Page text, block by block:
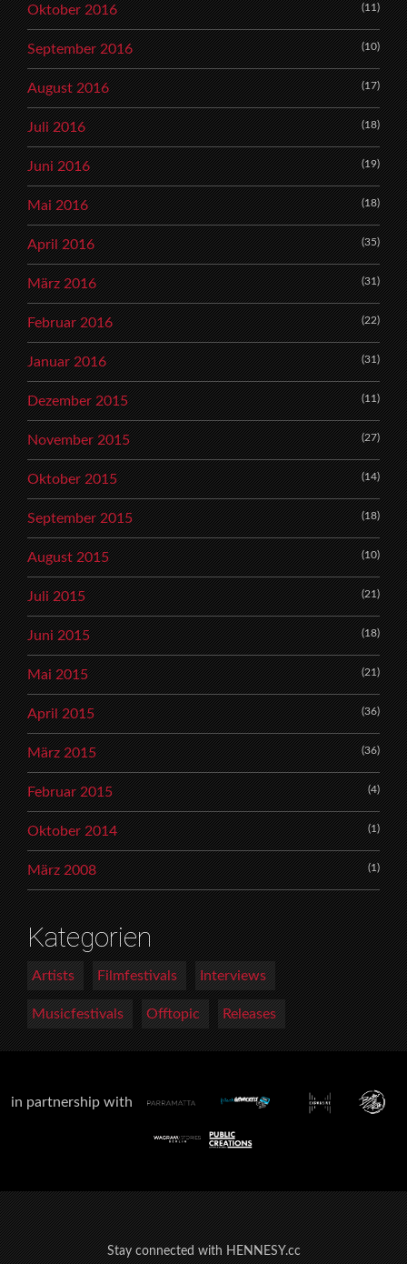
Oktober 2016 (11)
September 2016 (10)
August 2016 (17)
Juli 2016 (18)
Juni 2016 (19)
Mai 2016 (18)
April 2016 (35)
März 2016 (31)
Februar 2016 (22)
Januar 2016 (31)
Dezember 2015 (11)
November 2015 (27)
Oktober 2015 (14)
September 2015 (18)
August 2015 (10)
Juli 2015 (21)
Juni 2015 (18)
Mai 2015 (21)
April 2015 (36)
März 2015 (36)
Februar 2015 (4)
Oktober 2014 (1)
März 2008 (1)
Kategorien
Artists Filmfestivals Interviews
Musicfestivals Offtopic Releases
in partnership with
Stay connected with HENNESY.cc